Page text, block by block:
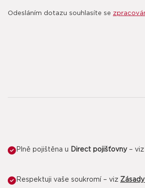
Odesláním dotazu souhlasíte se
Plně pojištěna u Direct pojišťovny– viz
Respektuji vaše soukromí – viz